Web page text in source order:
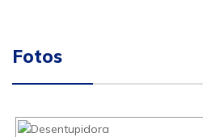
Fotos